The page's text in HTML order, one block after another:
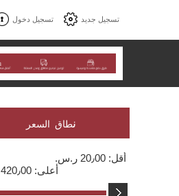
تسجيل جديد تسجيل دخول
نطاق السعر
أقل: 20٫00 ر.س.‏
أعلى: 420٫00 ر.س.‏